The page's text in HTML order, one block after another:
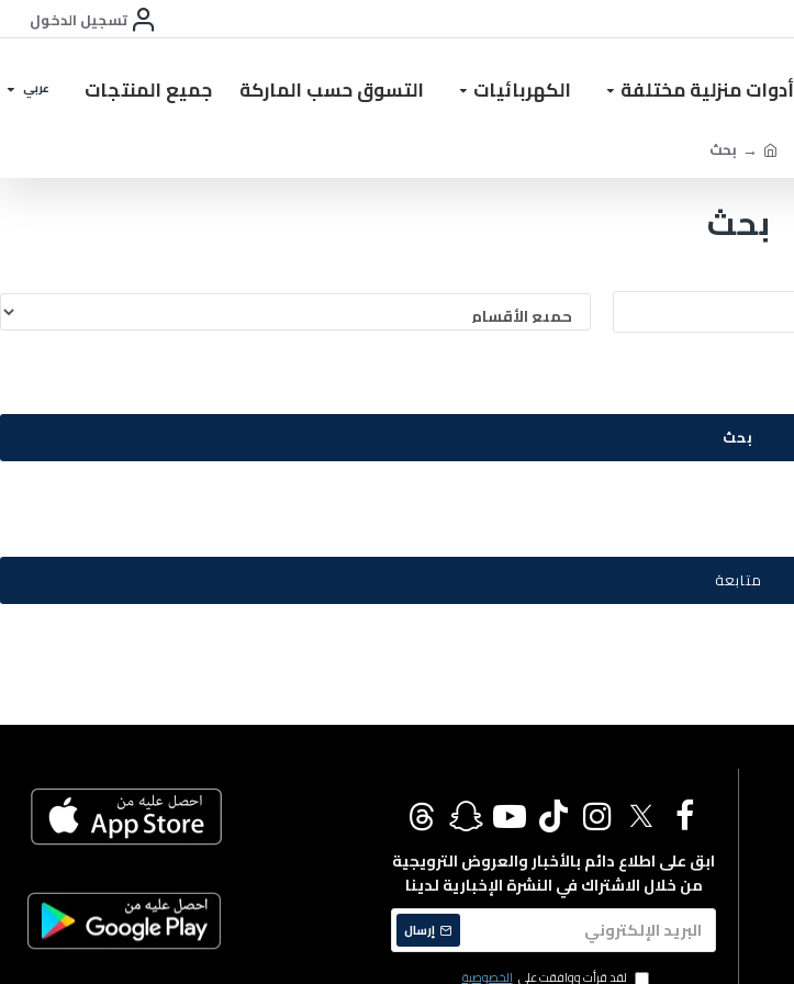
تسجيل الدخول
أدوات منزلية مختلفة الكهربائيات التسوق حسب الماركة جميع المنتجات عربي
بحث
بحث
بحث
متابعة
ابق على اطلاع دائم بالأخبار والعروض الترويجية
من خلال الاشتراك في النشرة الإخبارية لدينا
إرسال
لقد قرأت ووافقت على الخصوصية